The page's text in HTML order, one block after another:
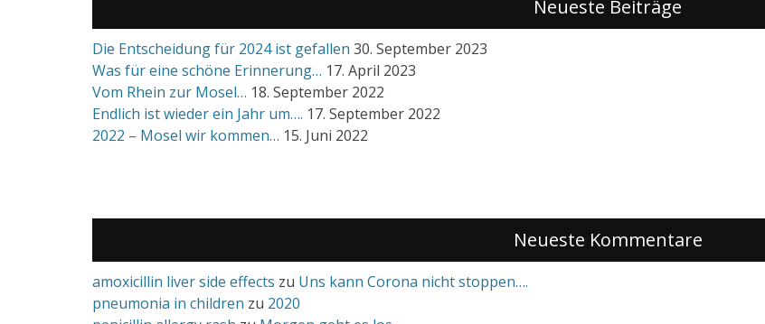
Neueste Beiträge
Die Entscheidung für 2024 ist gefallen 30. September 2023
Was für eine schöne Erinnerung… 17. April 2023
Vom Rhein zur Mosel… 18. September 2022
Endlich ist wieder ein Jahr um…. 17. September 2022
2022 – Mosel wir kommen… 15. Juni 2022
Neueste Kommentare
amoxicillin liver side effects zu Uns kann Corona nicht stoppen….
pneumonia in children zu 2020